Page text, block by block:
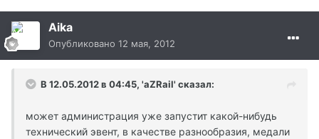
Aika
Опубликовано 12 мая, 2012
В 12.05.2012 в 04:45, 'aZRail' сказал:
может администрация уже запустит какой-нибудь
технический эвент, в качестве разнообразия, медали